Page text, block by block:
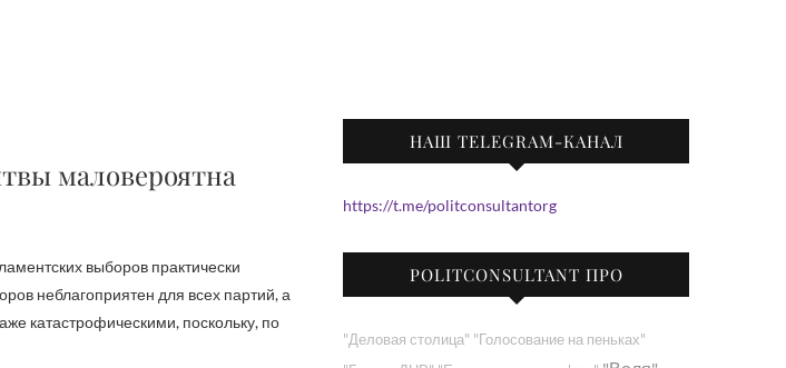
маловероятна
неблагоприятен для всех партий, а
катастрофическими, поскольку, по
НАШ TELEGRAM-КАНАЛ
https://t.me/politconsultantorg
POLITCONSULTANT ПРО
"Деловая столица" "Голосование на пеньках"